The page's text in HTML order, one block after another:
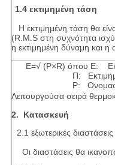
1.4 εκτιμημένη τάση
Η εκτιμημένη τάση
(R.M.S στη συχνότητα
η εκτιμημένη δύναμη και
E=√ (P×R) όπου Ε:
Π:
Ρ:
Λειτουργούσα σειρά
2. Κατασκευή
2.1 εξωτερικές διαστάσεις
Οι διαστάσεις θα